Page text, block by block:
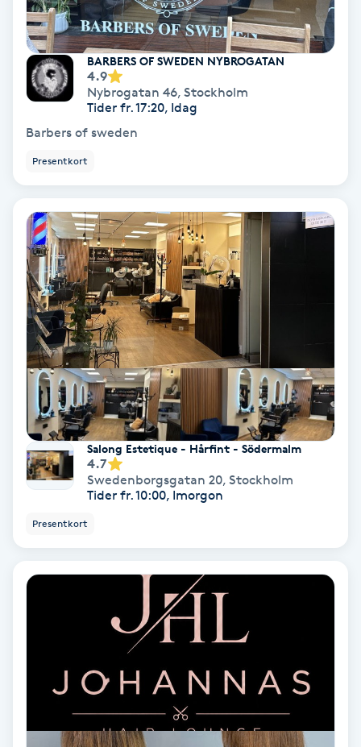
Skalpmassage
Skinbooster
Sklerosering
Skägg
Skäggfärgning
Skäggklippning
Skäggtrimmning
Skönhet
Slingor
Sockring
Spa manikyr & pedikyr
Spraytan
Stylist
BARBERS OF SWEDEN NYBROGATAN
4.9
Nybrogatan 46, Stockholm
Tider fr. 17:20, Idag
Barbers of sweden
Presentkort
Salong Estetique - Hårfint - Södermalm
4.7
Swedenborgsgatan 20, Stockholm
Tider fr. 10:00, Imorgon
Presentkort